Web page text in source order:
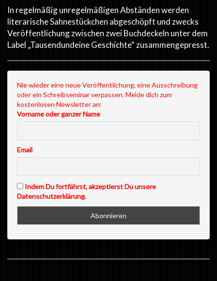
In regelmäßig unregelmäßigen Abständen werden
literarische Sahnestückchen abgeschöpft und zwecks
Veröffentlichung zwischen zwei Buchdeckeln unter dem
Label „Tausendundeine Geschichte“ zusammengepresst.
Nie wieder eine neue Veröffentlichung, eine Ausschreibung
oder ein Schreibseminar verpassen. Melde dich zum
kostenlosen Newsletter an:
Vorname oder ganzer Name
Email
Indem Du fortfährst, akzeptierst Du unsere
Datenschutzerklärung.